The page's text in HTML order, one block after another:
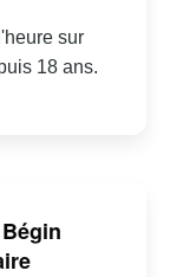
sur
18 ans.